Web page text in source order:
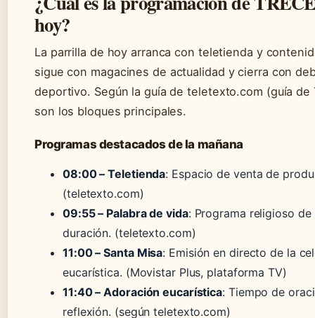
hoy?
La parrilla de hoy arranca con teletienda y
sigue con magacines de actualidad y cierra con
deportivo. Según la guía deteletexto.com (guía de
son los bloques principales.
Programas destacados de la mañana
08:00 – Teletienda: Espacio de venta de
(teletexto.com)
09:55 – Palabra de vida: Programa religioso de
duración. (teletexto.com)
11:00 – Santa Misa: Emisión en directo de la
eucarística. (Movistar Plus, plataforma TV)
11:40 – Adoración eucarística: Tiempo de
reflexión. (según teletexto.com)